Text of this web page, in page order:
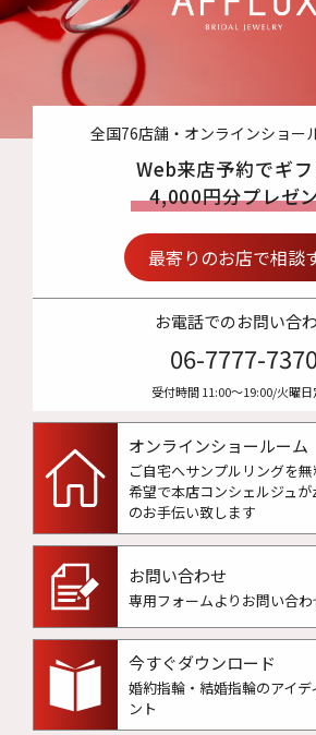
全国76店舗・オンラインショー
Web来店予約でギ
4,000円分プレゼ
最寄りのお店で相談
お電話でのお問い合
06-7777-7370
受付時間 11:00〜19:00/火曜
オンラインショールーム
ご自宅へサンプルリングを無
希望で本店コンシェルジュ
のお手伝い致します
お問い合わせ
専用フォームよりお問い合
今すぐダウンロード
婚約指輪・結婚指輪のアイ
ント